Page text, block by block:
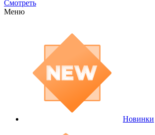
Смотреть
Меню
Новинки